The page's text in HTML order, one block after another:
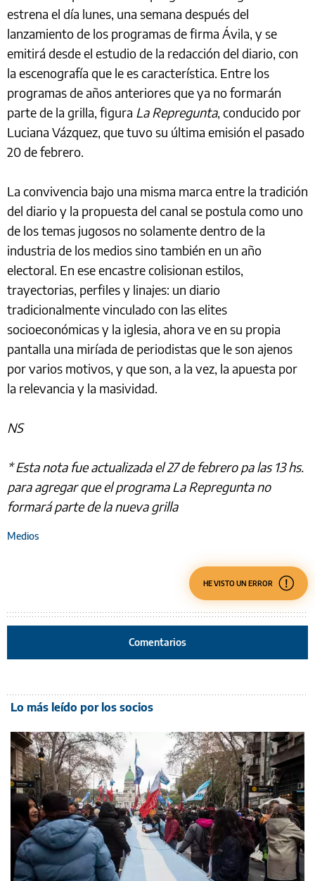
estrena el día lunes, una semana después del
lanzamiento de los programas de firma Ávila, y se
emitirá desde el estudio de la redacción del diario, con
la escenografía que le es característica. Entre los
programas de años anteriores que ya no formarán
parte de la grilla, figura La Repregunta, conducido por
Luciana Vázquez, que tuvo su última emisión el pasado
20 de febrero.
La convivencia bajo una misma marca entre la tradición
del diario y la propuesta del canal se postula como uno
de los temas jugosos no solamente dentro de la
industria de los medios sino también en un año
electoral. En ese encastre colisionan estilos,
trayectorias, perfiles y linajes: un diario
tradicionalmente vinculado con las elites
socioeconómicas y la iglesia, ahora ve en su propia
pantalla una miríada de periodistas que le son ajenos
por varios motivos, y que son, a la vez, la apuesta por
la relevancia y la masividad.
NS
* Esta nota fue actualizada el 27 de febrero pa las 13 hs.
para agregar que el programa La Repregunta no
formará parte de la nueva grilla
Medios
HE VISTO UN ERROR
Comentarios
Lo más leído por los socios